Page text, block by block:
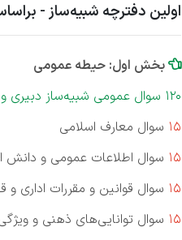
اولین دفترچه شبیه‌ساز - براساس
 بخش اول: حیطه عمومی
120 سوال عمومی شبیه‌ساز دبیری و هنرآموز "با پاسخ تشریحی"
15 سوال معارف اسلامی
15 سوال اطلاعات عمومی و دانش
15 سوال قوانین و مقررات اداری و
15 سوال توانایی‌های ذهنی و